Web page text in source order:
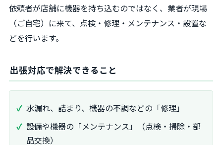
依頼者が店舗に機器を持ち込むのではなく、業者が現場
（ご自宅）に来て、点検・修理・メンテナンス・設置な
どを行います。
出張対応で解決できること
水漏れ、詰まり、機器の不調などの「修理」
設備や機器の「メンテナンス」（点検・掃除・部
品交換）